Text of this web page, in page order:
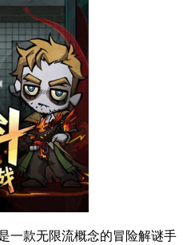
一款无限流概念的冒险解谜手